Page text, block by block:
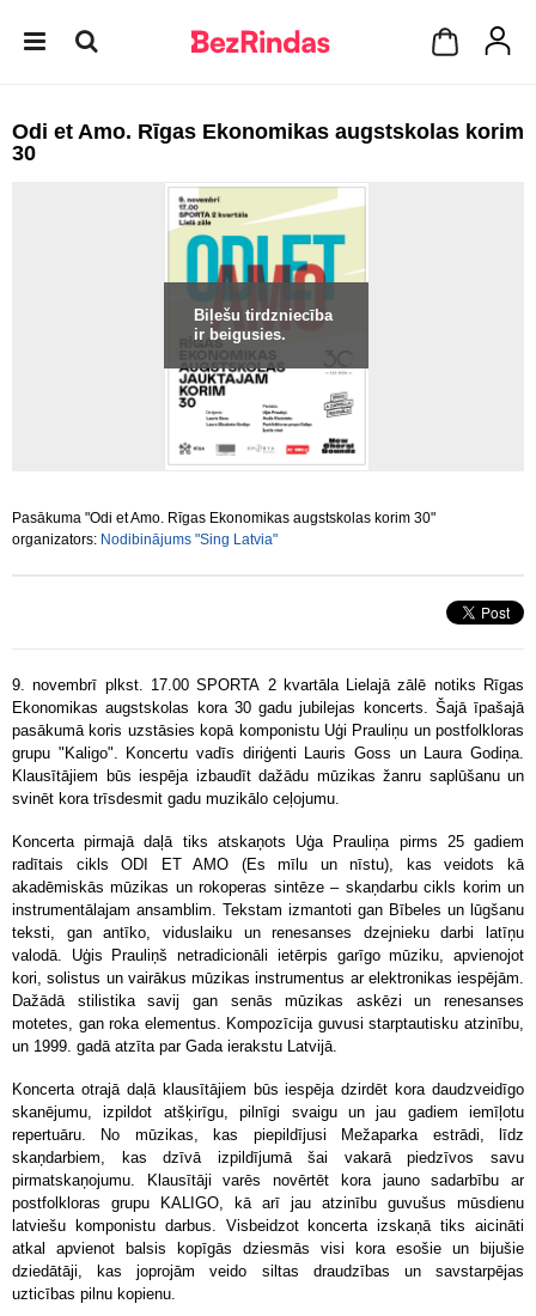
Odi et Amo. Rīgas Ekonomikas augstskolas korim
30
Biļešu tirdzniecība
ir beigusies.
Pasākuma "Odi et Amo. Rīgas Ekonomikas augstskolas korim 30"
organizators: Nodibinājums "Sing Latvia"
9. novembrī plkst. 17.00 SPORTA 2 kvartāla Lielajā zālē notiks Rīgas
Ekonomikas augstskolas kora 30 gadu jubilejas koncerts. Šajā īpašajā
pasākumā koris uzstāsies kopā komponistu Uģi Prauliņu un postfolkloras
grupu "Kaligo". Koncertu vadīs diriģenti Lauris Goss un Laura Godiņa.
Klausītājiem būs iespēja izbaudīt dažādu mūzikas žanru saplūšanu un
svinēt kora trīsdesmit gadu muzikālo ceļojumu.
Koncerta pirmajā daļā tiks atskaņots Uģa Prauliņa pirms 25 gadiem
radītais cikls ODI ET AMO (Es mīlu un nīstu), kas veidots kā
akadēmiskās mūzikas un rokoperas sintēze – skaņdarbu cikls korim un
instrumentālajam ansamblim. Tekstam izmantoti gan Bībeles un lūgšanu
teksti, gan antīko, viduslaiku un renesanses dzejnieku darbi latīņu
valodā. Uģis Prauliņš netradicionāli ietērpis garīgo mūziku, apvienojot
kori, solistus un vairākus mūzikas instrumentus ar elektronikas iespējām.
Dažādā stilistika savij gan senās mūzikas askēzi un renesanses
motetes, gan roka elementus. Kompozīcija guvusi starptautisku atzinību,
un 1999. gadā atzīta par Gada ierakstu Latvijā.
Koncerta otrajā daļā klausītājiem būs iespēja dzirdēt kora daudzveidīgo
skanējumu, izpildot atšķirīgu, pilnīgi svaigu un jau gadiem iemīļotu
repertuāru. No mūzikas, kas piepildījusi Mežaparka estrādi, līdz
skaņdarbiem, kas dzīvā izpildījumā šai vakarā piedzīvos savu
pirmatskaņojumu. Klausītāji varēs novērtēt kora jauno sadarbību ar
postfolkloras grupu KALIGO, kā arī jau atzinību guvušus mūsdienu
latviešu komponistu darbus. Visbeidzot koncerta izskaņā tiks aicināti
atkal apvienot balsis kopīgās dziesmās visi kora esošie un bijušie
dziedātāji, kas joprojām veido siltas draudzības un savstarpējas
uzticības pilnu kopienu.